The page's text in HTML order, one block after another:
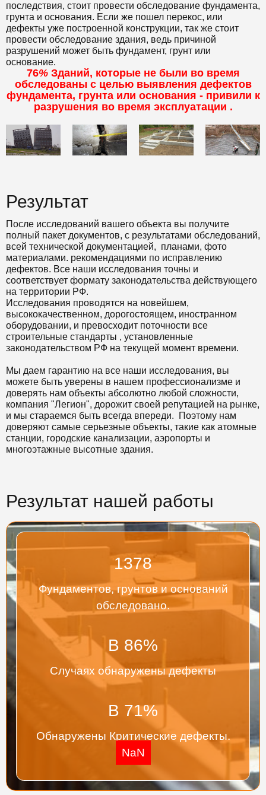
последствия, стоит провести обследование фундамента,
грунта и основания. Если же пошел перекос, или
дефекты уже построенной конструкции, так же стоит
провести обследование здания, ведь причиной
разрушений может быть фундамент, грунт или
основание.
76%Зданий, которые не были во время
обследованы с целью выявления дефектов
фундамента, грунта или основания - привили к
разрушения во время эксплуатации .
Результат
После исследований вашего объекта вы получите
полный пакет документов, с результатами обследований,
всей технической документацией, планами, фото
материалами. рекомендациями по исправлению
дефектов. Все наши исследования точны и
соответствует формату законодательства действующего
на территории РФ.
Исследования проводятся на новейшем,
высококачественном, дорогостоящем, иностранном
оборудовании, и превосходит поточности все
строительные стандарты , установленные
законодательством РФ на текущей момент времени.
Мы даем гарантию на все наши исследования, вы
можете быть уверены в нашем профессионализме и
доверять нам объекты абсолютно любой сложности,
компания "Легион", дорожит своей репутацией на рынке,
и мы стараемся быть всегда впереди. Поэтому нам
доверяют самые серьезные объекты, такие как атомные
станции, городские канализации, аэропорты и
многоэтажные высотные здания.
Результат нашей работы
1378
Фундаментов, грунтов и оснований
обследовано.
В 86%
Случаях обнаружены дефекты
В 71%
Обнаружены Критические дефекты.
NaN